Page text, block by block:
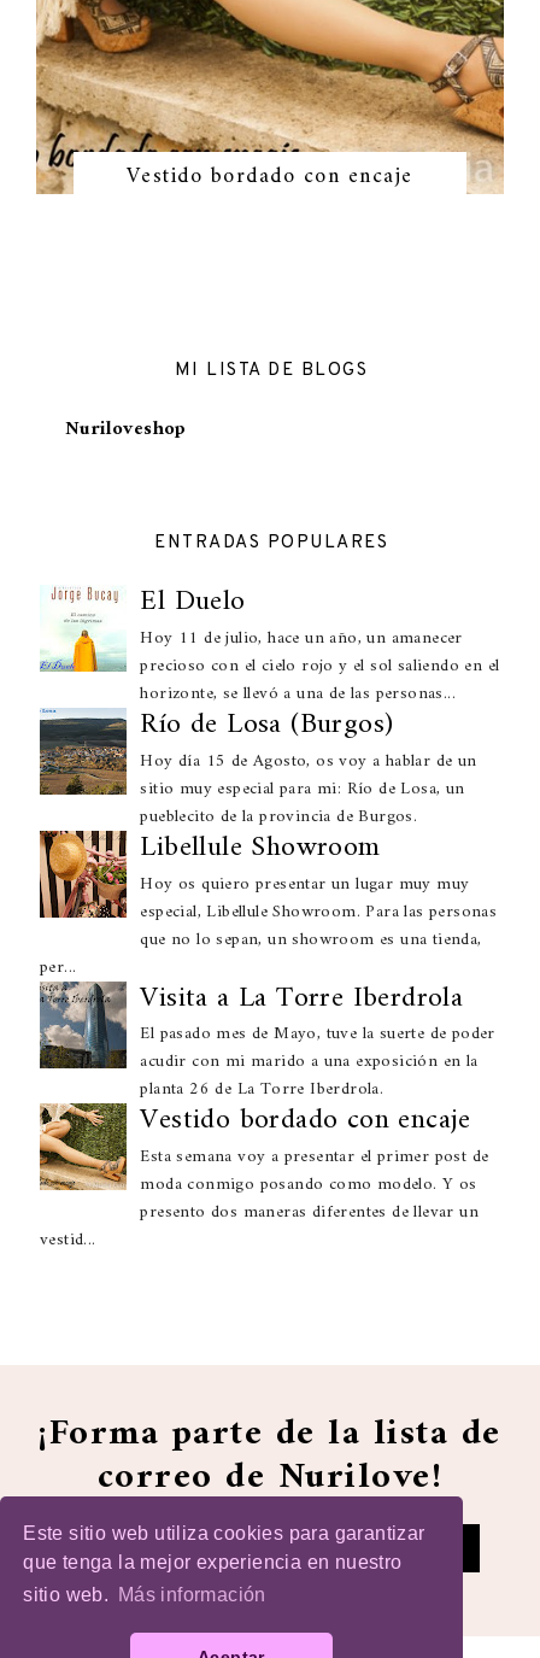
Este sitio web utiliza cookies para garantizar
que tenga la mejor experiencia en nuestro
sitio web.
Más información
Vestido bordado con encaje
MI LISTA DE BLOGS
Nuriloveshop
ENTRADAS POPULARES
El Duelo
Hoy 11 de julio, hace un año, un amanecer
precioso con el cielo rojo y el sol saliendo en el
horizonte, se llevó a una de las personas...
Río de Losa (Burgos)
Hoy día 15 de Agosto, os voy a hablar de un
sitio muy especial para mi: Río de Losa, un
pueblecito de la provincia de Burgos.
Libellule Showroom
Hoy os quiero presentar un lugar muy muy
especial, Libellule Showroom. Para las personas
que no lo sepan, un showroom es una tienda,
per...
Visita a La Torre Iberdrola
El pasado mes de Mayo, tuve la suerte de poder
acudir con mi marido a una exposición en la
planta 26 de La Torre Iberdrola.
Vestido bordado con encaje
Esta semana voy a presentar el primer post de
moda conmigo posando como modelo. Y os
presento dos maneras diferentes de llevar un
vestid...
¡Forma parte de la lista de
correo de Nurilove!